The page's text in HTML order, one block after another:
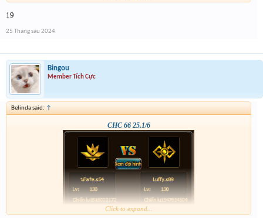
19
25 Tháng sáu 2024
Bingou
Member Tích Cực
Belinda said: ↑
CHC 66 25.1/6
Click to expand...